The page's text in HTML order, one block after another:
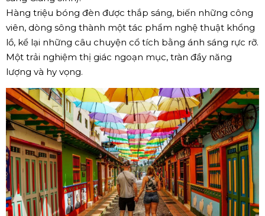
Hàng triệu bóng đèn được thắp sáng, biến những công
viên, dòng sông thành một tác phẩm nghệ thuật khổng
lồ, kể lại những câu chuyện cổ tích bằng ánh sáng rực rỡ.
Một trải nghiệm thị giác ngoạn mục, tràn đầy năng
lượng và hy vọng.